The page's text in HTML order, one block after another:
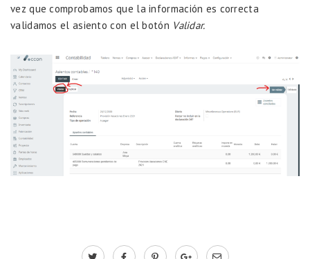
vez que comprobamos que la información es correcta
validamos el asiento con el botón Validar.